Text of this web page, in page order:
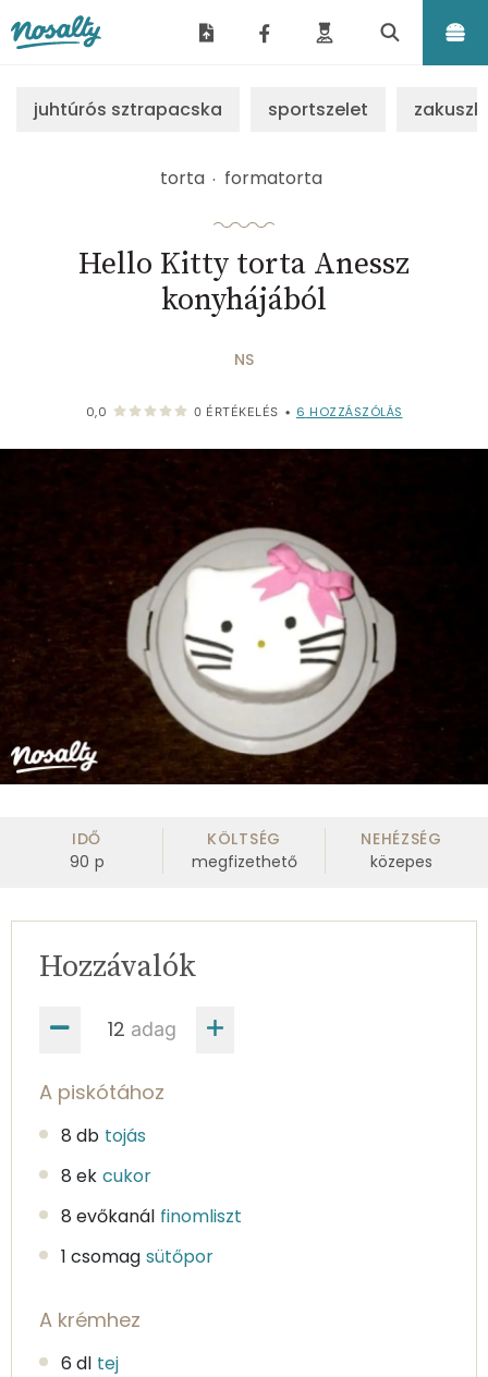
juhtúrós sztrapacska sportszelet
torta formatorta
Hello Kitty torta Anessz
konyhájából
NS
0,0 0 ÉRTÉKELÉS • 6 HOZZÁSZÓLÁS
IDŐ
90 p
KÖLTSÉG
megfizethető
NEHÉZSÉG
közepes
adag
Hozzávalók
A piskótához
8 db tojás
8 ek cukor
8 evőkanál finomliszt
1 csomag sütőpor
A krémhez
6 dl tej